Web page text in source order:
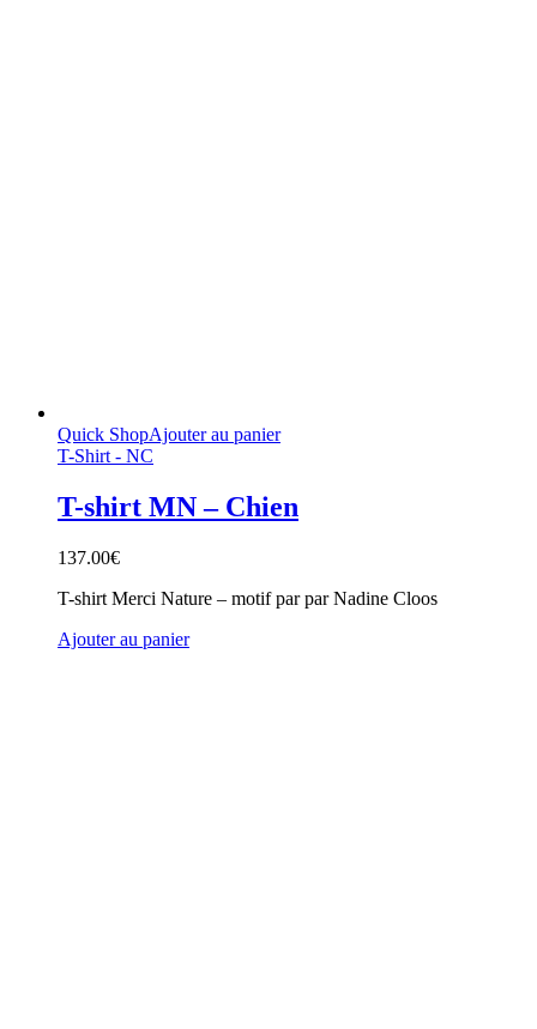
Quick ShopAjouter au panier
T-Shirt - NC
T-shirt MN – Chien
137.00€
T-shirt Merci Nature – motif par par Nadine Cloos
Ajouter au panier